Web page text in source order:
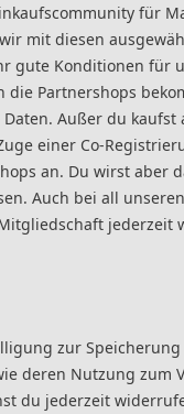
für
mit diesen
gute Konditionen für
die Partnershops
Außer du kaufst
einer Co-
an. Du wirst aber
Auch bei all
jederzeit
zur Speicherung
deren Nutzung zum
du jederzeit